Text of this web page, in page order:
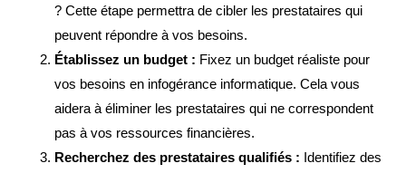
? Cette étape permettra de cibler les prestataires qui
peuvent répondre à vos besoins.
Établissez un budget : Fixez un budget réaliste pour
vos besoins en infogérance informatique. Cela vous
aidera à éliminer les prestataires qui ne correspondent
pas à vos ressources financières.
Recherchez des prestataires qualifiés : Identifiez des